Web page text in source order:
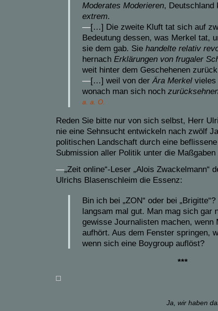
Moderates Moderieren, Deutschland
extrem.
—[…] Die zweite Kluft tat sich auf
Bedeutung dessen, was Merkel tat,
sie dem gab. Sie handelte relativ
hernach Erklärungen von frugaler
weit hinter dem Geschehenen
—[…] weil von derÄra Merkel vieles
wonach man sich noch
a. a. O.
Reden Sie bitte nur von sich selbst, Herr
nie eine Sehnsucht entwickeln nach zwölf
politischen Landschaft durch eine
Submission aller Politik unter die
—„Zeit online“-Leser „Alois Zwackelmann“
Ulrichs Blasenschleim die Essenz:
Bin ich bei „ZON“ oder bei
langsam mal gut. Man mag sich gar
gewisse Journalisten machen, wenn
aufhört. Aus dem Fenster springen,
wenn sich eine Boygroup auflöst?
***
Ja, wir haben